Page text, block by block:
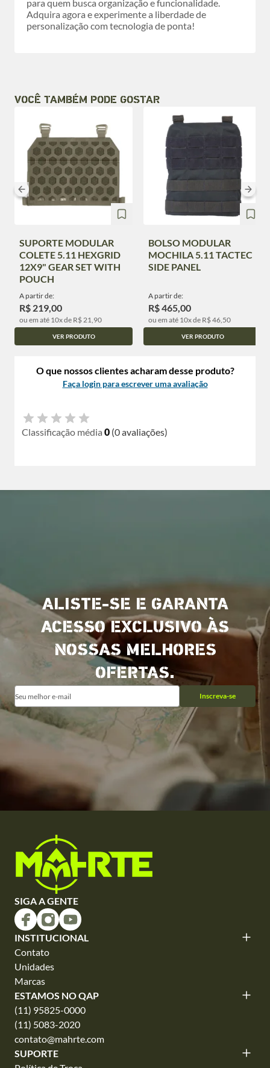
para quem busca organização e funcionalidade.
Adquira agora e experimente a liberdade de
personalização com tecnologia de ponta!
VOCÊ TAMBÉM PODE GOSTAR
SUPORTE MODULAR
COLETE 5.11 HEXGRID
12X9" GEAR SET WITH
POUCH
A partir de:
R$ 219,00
ou em até 10x de R$ 21,90
VER PRODUTO
BOLSO MODULAR
MOCHILA 5.11 TACTEC
SIDE PANEL
A partir de:
R$ 465,00
ou em até 10x de R$ 46,50
VER PRODUTO
O que nossos clientes acharam desse produto?
Faça login para escrever uma avaliação
Classificação média 0 (0 avaliações)
ALISTE-SE E GARANTA
ACESSO EXCLUSIVO ÀS
NOSSAS MELHORES
OFERTAS.
Inscreva-se
SIGA A GENTE
INSTITUCIONAL
Contato
Unidades
Marcas
ESTAMOS NO QAP
(11) 95825-0000
(11) 5083-2020
contato@mahrte.com
SUPORTE